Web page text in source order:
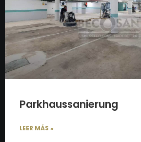
Parkhaussanierung
LEER MÁS »